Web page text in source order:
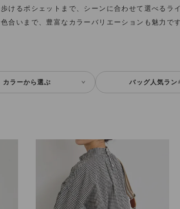
けるポシェットまで、シーンに合わせて選べるラ
合いまで、豊富なカラーバリエーションも魅力です
カラーから選ぶ バッグ人気ラン